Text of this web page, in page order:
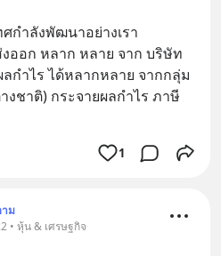
กำลังพัฒนาอย่างเรา
ออก หลาก หลาย จาก บริษัท
กำไร ได้หลากหลาย จากกลุ่ม
ชาติ) กระจายผลกำไร ภาษี
1
ม
• หุ้น & เศรษฐกิจ